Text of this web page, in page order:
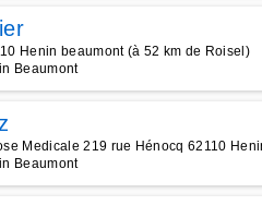
Henin beaumont (à 52 km de Roisel)
Beaumont
Medicale 219 rue Hénocq 62110
Beaumont